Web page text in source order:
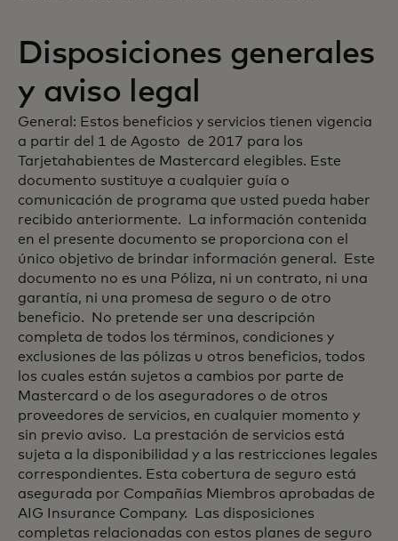
Disposiciones generales
y aviso legal
General: Estos beneficios y servicios tienen vigencia
a partir del 1 de Agosto de 2017 para los
Tarjetahabientes de Mastercard elegibles. Este
documento sustituye a cualquier guía o
comunicación de programa que usted pueda haber
recibido anteriormente. La información contenida
en el presente documento se proporciona con el
único objetivo de brindar información general. Este
documento no es una Póliza, ni un contrato, ni una
garantía, ni una promesa de seguro o de otro
beneficio. No pretende ser una descripción
completa de todos los términos, condiciones y
exclusiones de las pólizas u otros beneficios, todos
los cuales están sujetos a cambios por parte de
Mastercard o de los aseguradores o de otros
proveedores de servicios, en cualquier momento y
sin previo aviso. La prestación de servicios está
sujeta a la disponibilidad y a las restricciones legales
correspondientes. Esta cobertura de seguro está
asegurada por Compañías Miembros aprobadas de
AIG Insurance Company. Las disposiciones
completas relacionadas con estos planes de seguro